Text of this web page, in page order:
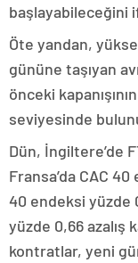
başlayabileceğini
Öte yandan,
gününe taşıyan
önceki
seviyesinde
Dün, İngiltere’de
Fransa’da CAC
40 endeksi yüzde
yüzde 0,66 azalış
kontratlar, yeni